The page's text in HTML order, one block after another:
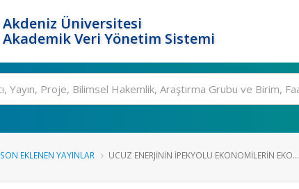
Akdeniz Üniversitesi
Akademik Veri Yönetim Sistemi
SON EKLENEN YAYINLAR UCUZ ENERJININ İPEKYOLU EKONOMILERIN EKO...